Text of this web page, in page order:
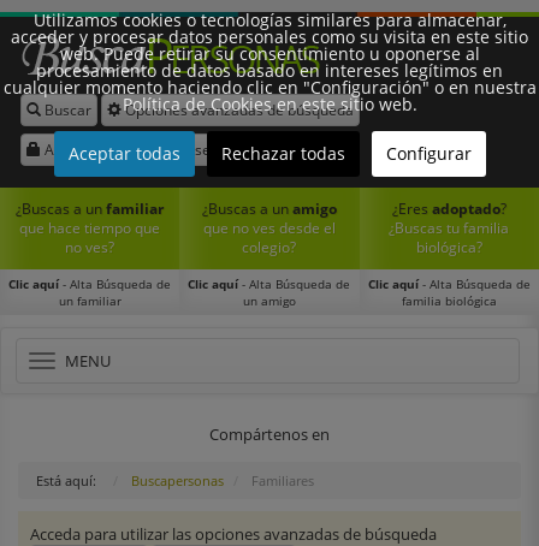
Buscar
Opciones avanzadas de búsqueda
Acceder
Registrarse
¿Buscas a unfamiliar
que hace tiempo que
no ves?
Clic aquí- Alta Búsqueda de
un familiar
¿Buscas a unamigo
que no ves desde el
colegio?
Clic aquí- Alta Búsqueda de
un amigo
¿Eres adoptado?
¿Buscas tu familia
biológica?
Clic aquí- Alta Búsqueda de
familia biológica
MENU
Compártenos en
Está aquí: Buscapersonas Familiares
Acceda para utilizar las opciones avanzadas de búsqueda
Utilizamos cookies o tecnologías similares para almacenar,
acceder y procesar datos personales como su visita en este sitio
web. Puede retirar su consentimiento u oponerse al
procesamiento de datos basado en intereses legítimos en
cualquier momento haciendo clic en "Configuración" o en nuestra
Política de Cookies en este sitio web.
Aceptar todas Rechazar todas Configurar